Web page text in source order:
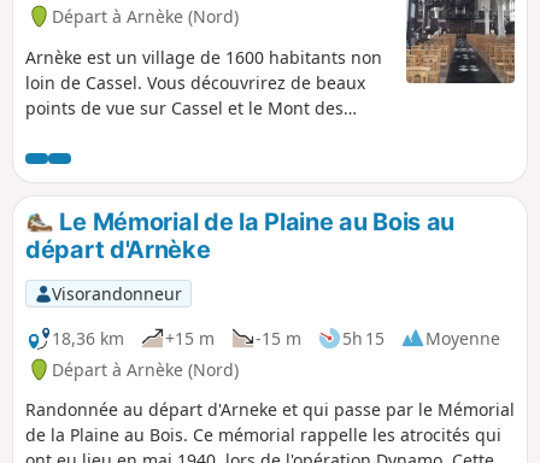
Départ à Arnèke (Nord)
Arnèke est un village de 1600 habitants non
loin de Cassel. Vous découvrirez de beaux
points de vue sur Cassel et le Mont des
Le Mémorial de la Plaine au Bois au
départ d'Arnèke
Visorandonneur
18,36 km
+15 m -15 m 5h 15
Moyenne
Départ à Arnèke (Nord)
Randonnée au départ d'Arneke et qui passe par le Mémorial
de la Plaine au Bois. Ce mémorial rappelle les atrocités qui